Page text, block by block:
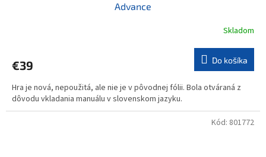
Advance
Skladom
€39 Do košíka
Hra je nová, nepoužitá, ale nie je v pôvodnej fólii. Bola otváraná z
dôvodu vkladania manuálu v slovenskom jazyku.
Kód: 801772